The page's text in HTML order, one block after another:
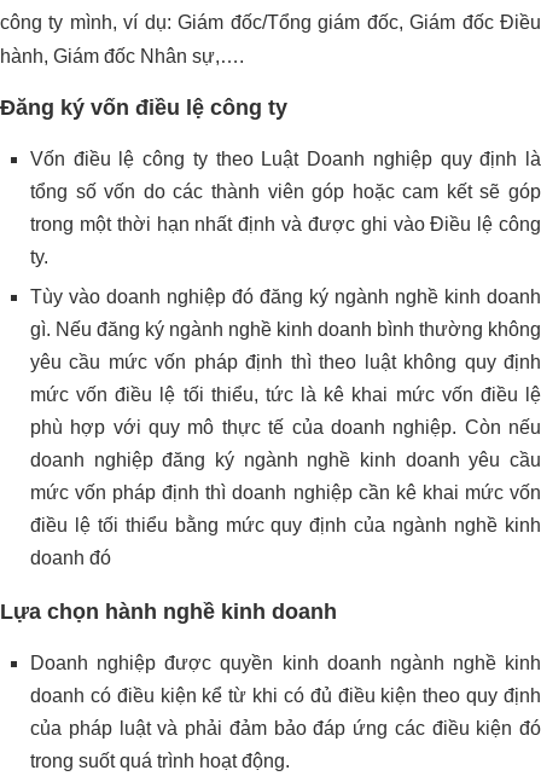
công ty mình, ví dụ: Giám đốc/Tổng giám đốc, Giám đốc Điều
hành, Giám đốc Nhân sự,….
Đăng ký vốn điều lệ công ty
Vốn điều lệ công ty theo Luật Doanh nghiệp quy định là
tổng số vốn do các thành viên góp hoặc cam kết sẽ góp
trong một thời hạn nhất định và được ghi vào Điều lệ công
ty.
Tùy vào doanh nghiệp đó đăng ký ngành nghề kinh doanh
gì. Nếu đăng ký ngành nghề kinh doanh bình thường không
yêu cầu mức vốn pháp định thì theo luật không quy định
mức vốn điều lệ tối thiểu, tức là kê khai mức vốn điều lệ
phù hợp với quy mô thực tế của doanh nghiệp. Còn nếu
doanh nghiệp đăng ký ngành nghề kinh doanh yêu cầu
mức vốn pháp định thì doanh nghiệp cần kê khai mức vốn
điều lệ tối thiểu bằng mức quy định của ngành nghề kinh
doanh đó
Lựa chọn hành nghề kinh doanh
Doanh nghiệp được quyền kinh doanh ngành nghề kinh
doanh có điều kiện kể từ khi có đủ điều kiện theo quy định
của pháp luật và phải đảm bảo đáp ứng các điều kiện đó
trong suốt quá trình hoạt động.